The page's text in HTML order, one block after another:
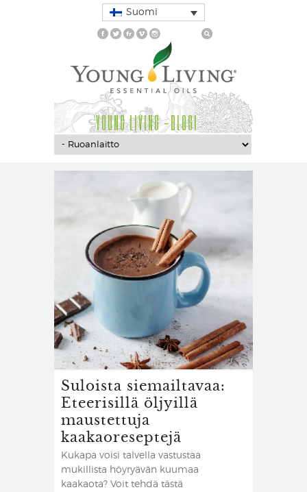
Suomi
YOUNG LIVING -BLOGI
Suloista siemailtavaa:
Eteerisillä öljyillä
maustettuja
kaakaoreseptejä
Kukapa voisi talvella vastustaa
mukillista höyryävän kuumaa
kaakaota? Voit tehdä tästä